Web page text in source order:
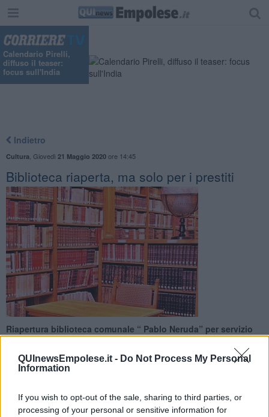
QUInewsEmpolese.it - Do Not Process My Personal
Information
If you wish to opt-out of the sale, sharing to third parties, or
processing of your personal or sensitive information for
Calendario Pirelli,
diffuso il teaser:
focus sull'India
Indietro
Cultura Giovedì 21 Maggio 2020ore 14:45
Biblioteca riaperta, ma solo per i prestiti
Riapertura biblioteca comunale “ Pablo Neruda” per servizio
prestito e restituzione su appuntamento. Ecco le indicazioni
da seguire